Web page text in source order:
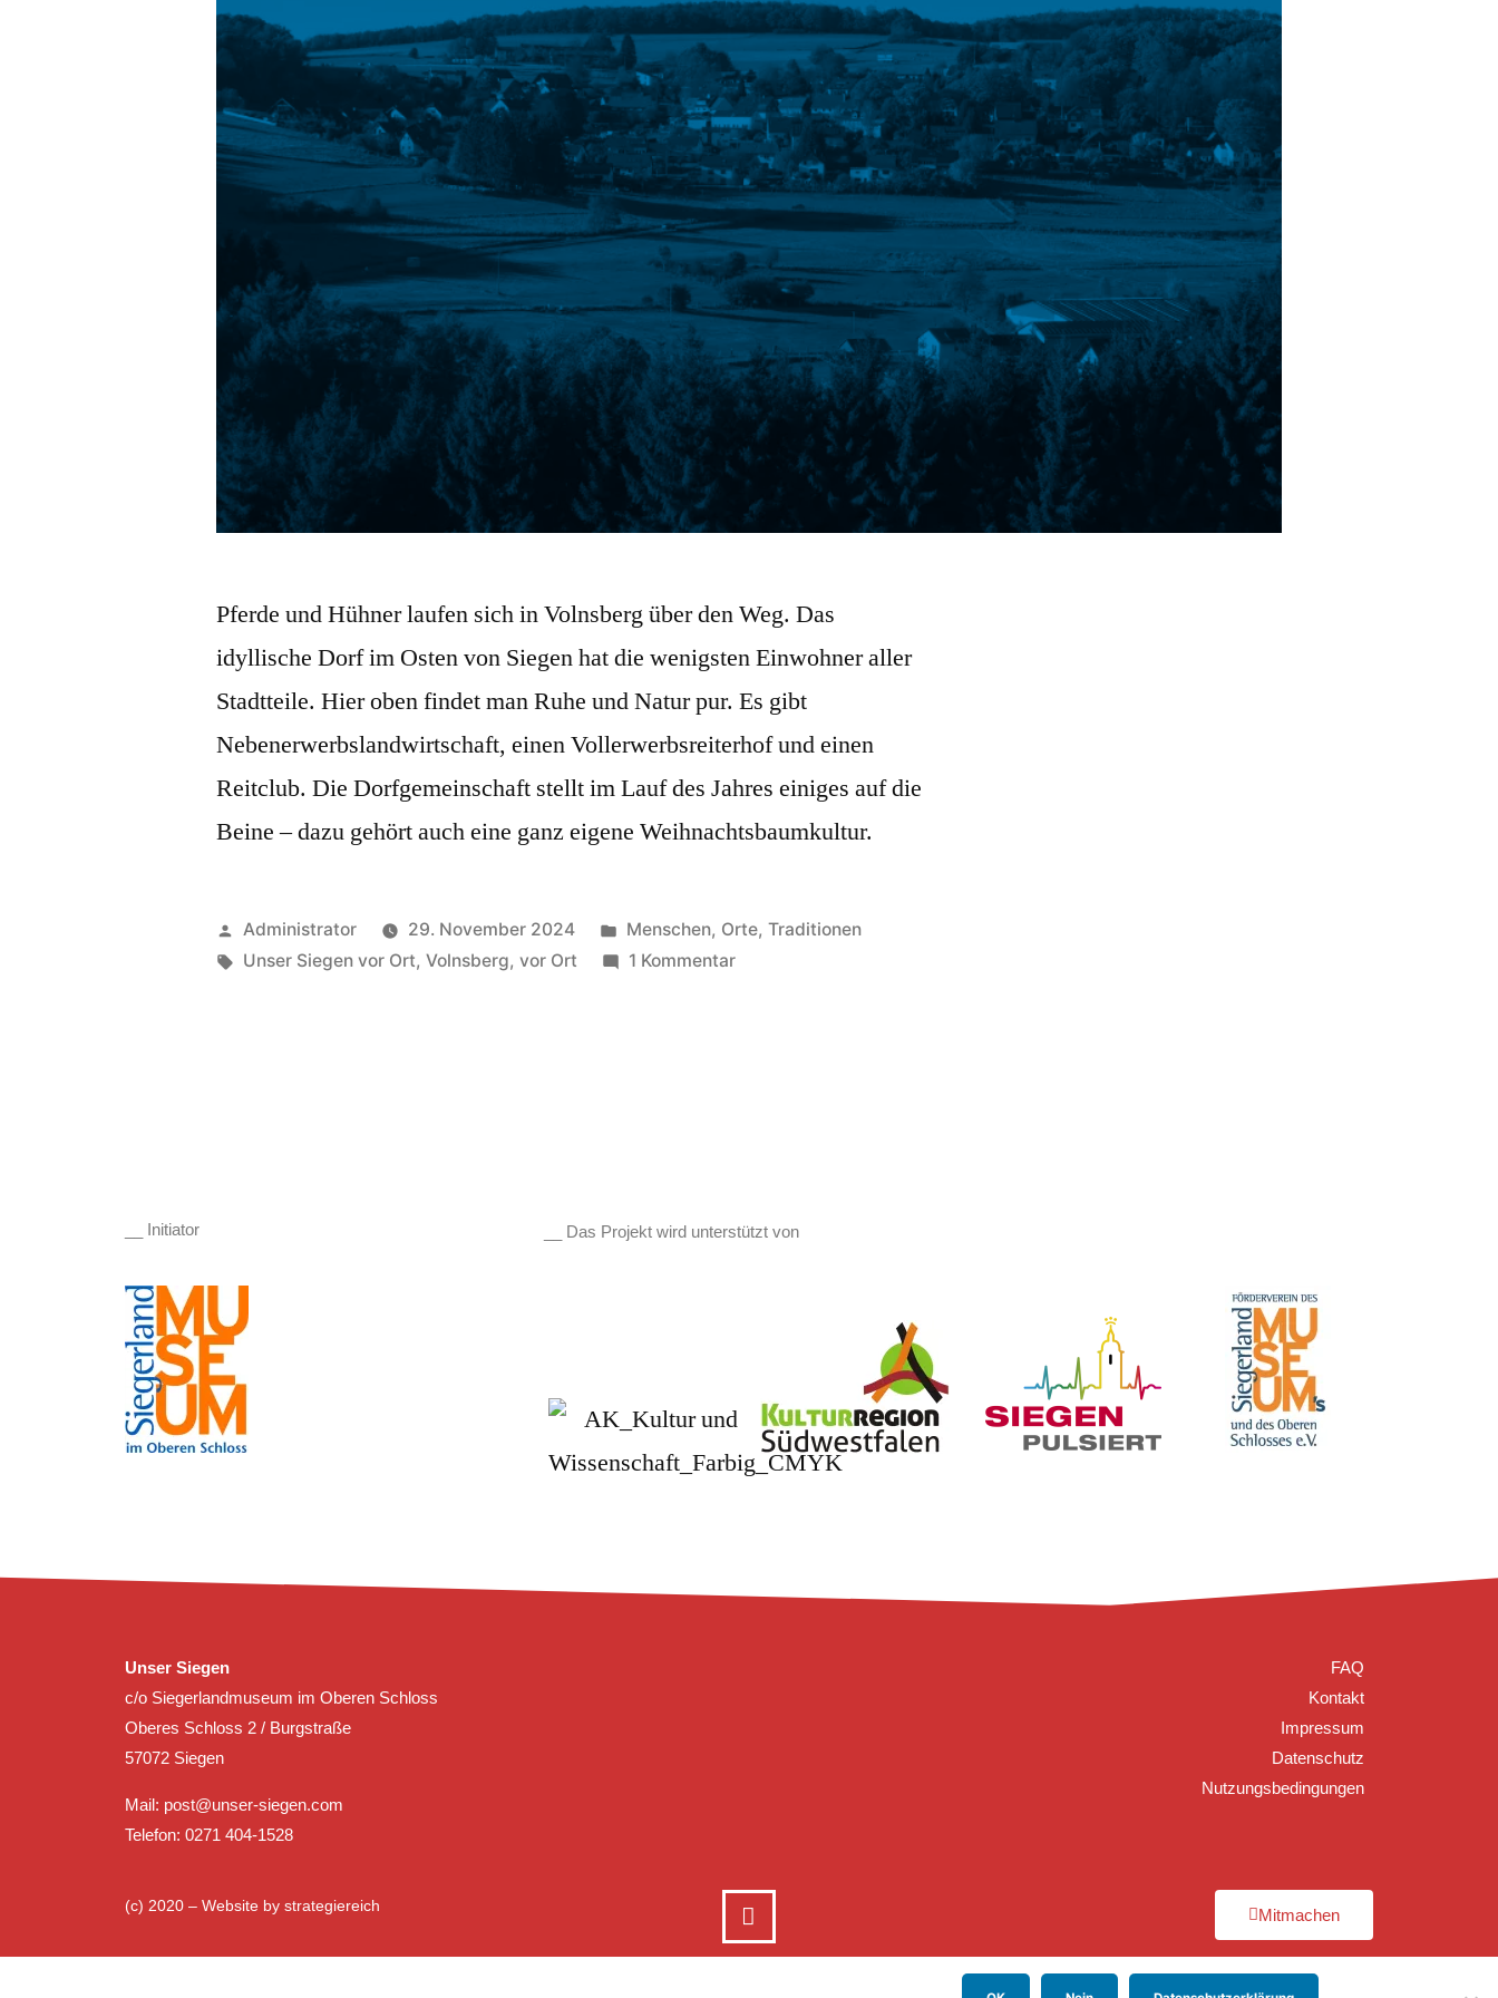
Pferde und Hühner laufen sich in Volnsberg über den Weg. Das
idyllische Dorf im Osten von Siegen hat die wenigsten Einwohner aller
Stadtteile. Hier oben findet man Ruhe und Natur pur. Es gibt
Nebenerwerbslandwirtschaft, einen Vollerwerbsreiterhof und einen
Reitclub. Die Dorfgemeinschaft stellt im Lauf des Jahres einiges auf die
Beine – dazu gehört auch eine ganz eigene Weihnachtsbaumkultur.
Administrator 29. November 2024 Menschen, Orte, Traditionen
Unser Siegen vor Ort,Volnsberg,vor Ort 1 Kommentar
__ Initiator __ Das Projekt wird unterstützt von
Unser Siegen
c/o Siegerlandmuseum im Oberen Schloss
Oberes Schloss 2 / Burgstraße
57072 Siegen
Mail: post@unser-siegen.com
Telefon: 0271 404-1528
FAQ
Kontakt
Impressum
Datenschutz
Nutzungsbedingungen
(c) 2020 – Website by strategiereich Mitmachen